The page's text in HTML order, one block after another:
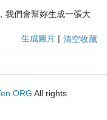
我們會幫妳生成一張大
生成圖片 | 清空收藏
All rights